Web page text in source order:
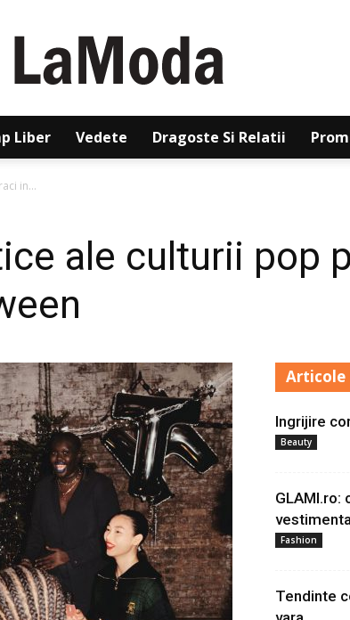
La
Liber Vedete Dragoste Si Relatii
in...
ale culturii pop
Articole
Ingrijire
Beauty
GLAMI.ro:
Fashion
Tendinte